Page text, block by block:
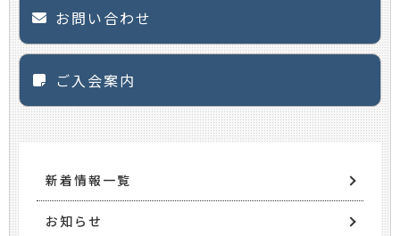
お問い合わせ
ご入会案内
新着情報一覧
お知らせ